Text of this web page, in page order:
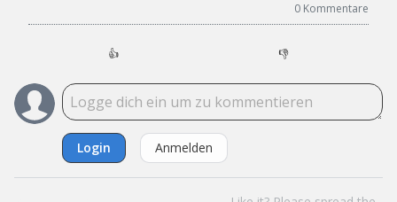
0 Kommentare
👍 👎
Login Anmelden